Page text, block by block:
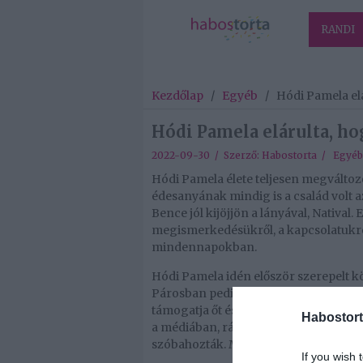
If you wish
RANDI
Kezdőlap / Egyéb / Hódi Pamela
Hódi Pamela elárulta,
2022-09-30 / Szerző: Habostorta / Egyéb
Hódi Pamela élete teljesen
édesanyának mindig is a család volt
Bence jól kijöjjön a lányával, Natival.
megismerkedésükről, a
mindennapokban.
Hódi Pamela idén először szerepelt
Párosban pedig elérzékenyülve
támogatja őt és mellette áll.
a médiában, ráadásul az egykori
szóbahozták. Most elárulta, mi volt